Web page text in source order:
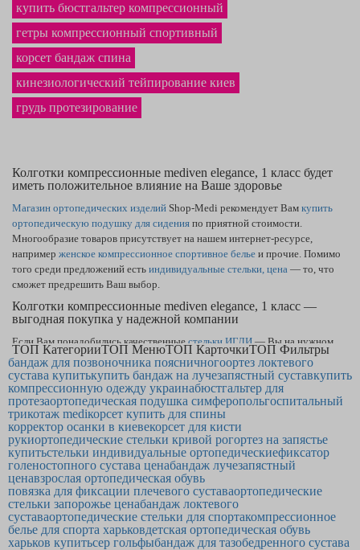
купить бюстгальтер компрессионный
гетры компрессионный спортивный
корсет бандаж спина
кинезиологический тейпирование киев
грудь протезирование
Колготки компрессионные mediven elegance, 1 класс будет
иметь положительное влияние на Ваше здоровье
Магазин ортопедических изделий Shop-Medi рекомендует Вам купить
ортопедическую подушку для сидения по приятной стоимости.
Многообразие товаров присутствует на нашем интернет-ресурсе,
например женское компрессионное спортивное белье и прочие. Помимо
того среди предложений есть индивидуальные стельки, цена — то, что
сможет предрешить Ваш выбор.
Колготки компрессионные mediven elegance, 1 класс —
выгодная покупка у надежной компании
Если Вам понадобились качественные стельки ИГЛИ — Вы на нужном
пути. Каталог охватывает товары, каккорсет для выпрямления осанки —
купитьсможете, заполнив заявку на покупку. У нас самая выгодная
стоимость ортопедических подушекв Мариуполе и по Украине.
Хорошийкорректор спиныточно станет приобретением, которым Вы
обрадуетесь.
ТОП КатегорииТОП МенюТОП КарточкиТОП Фильтры
бандаж для позвоночника поясничногоортез локтевого
сустава купитькупить бандаж на лучезапястный суставкупить
компрессионную одежду украинабюстгальтер для
протезаортопедическая подушка симферопольгоспитальный
трикотаж mediкорсет купить для спины
корректор осанки в киевекорсет для кисти
рукиортопедические стельки кривой рогортез на запястье
купитьстельки индивидуальные ортопедическиефиксатор
голеностопного сустава ценабандаж лучезапястный
ценавзрослая ортопедическая обувь
повязка для фиксации плечевого суставаортопедические
стельки запорожье ценабандаж локтевого
суставаортопедические стельки для спортакомпрессионное
белье для спорта харьковдетская ортопедическая обувь
харьков купитьcep гольфыбандаж для тазобедренного сустава